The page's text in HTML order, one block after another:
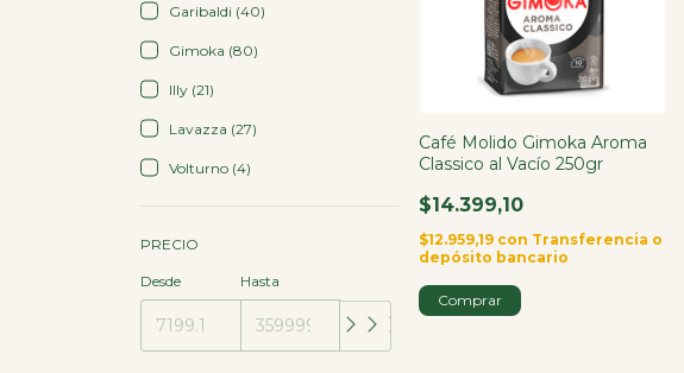
Garibaldi (40)
Gimoka (80)
Illy (21)
Lavazza (27)
Volturno (4)
PRECIO
Desde Hasta
Café Molido Gimoka Aroma
Classico al Vacío 250gr
$14.399,10
$12.959,19 con Transferencia o
depósito bancario